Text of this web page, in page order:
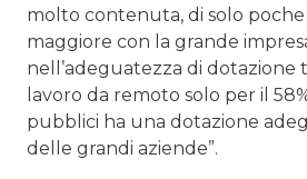
molto contenuta, di solo
maggiore con la grande
nell’adeguatezza di dotazione
lavoro da remoto solo per il
pubblici ha una dotazione
delle grandi aziende”.